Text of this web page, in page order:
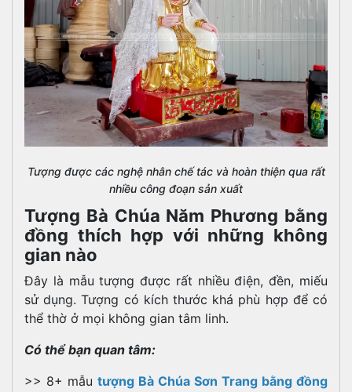
Tượng được các nghệ nhân chế tác và hoàn thiện qua rất
nhiều công đoạn sản xuất
Tượng Bà Chúa Năm Phương bằng
đồng thích hợp với những không
gian nào
Đây là mẫu tượng được rất nhiều điện, đền, miếu
sử dụng. Tượng có kích thước khá phù hợp để có
thể thờ ở mọi không gian tâm linh.
Có thể bạn quan tâm:
>> 8+ mẫu tượng Bà Chúa Sơn Trang bằng đồng